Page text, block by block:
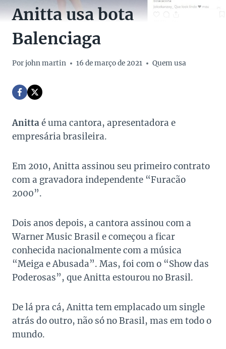
Anitta usa bota
Balenciaga
Porjohn martin 16 de março de 2021 Quem usa
Anittaé uma cantora, apresentadora e
empresária brasileira.
Em 2010, Anitta assinou seu primeiro contrato
com a gravadora independente “Furacão
2000”.
Dois anos depois, a cantora assinou com a
Warner Music Brasil e começou a ficar
conhecida nacionalmente com a música
“Meiga e Abusada”. Mas, foi com o “Show das
Poderosas”, que Anitta estourou no Brasil.
De lá pra cá, Anitta tem emplacado um single
atrás do outro, não só no Brasil, mas em todo o
mundo.